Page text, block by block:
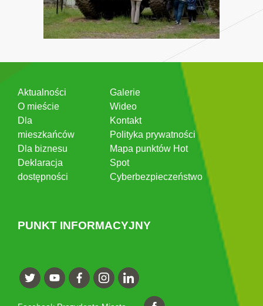
Aktualności
O mieście
Dla
mieszkańców
Dla biznesu
Deklaracja
dostępności
Galerie
Wideo
Kontakt
Polityka prywatności
Mapa punktów Hot
Spot
Cyberbezpieczeństwo
PUNKT INFORMACYJNY